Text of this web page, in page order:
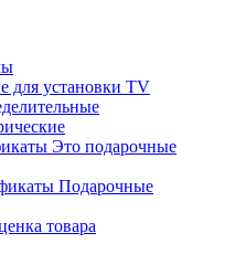
для установки TV
Это подарочные
Подарочные
товара